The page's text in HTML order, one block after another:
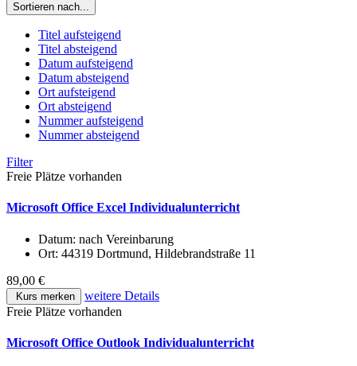
Sortieren nach...
Titel aufsteigend
Titel absteigend
Datum aufsteigend
Datum absteigend
Ort aufsteigend
Ort absteigend
Nummer aufsteigend
Nummer absteigend
Filter
Freie Plätze vorhanden
Microsoft Office Excel Individualunterricht
Datum: nach Vereinbarung
Ort: 44319 Dortmund, Hildebrandstraße 11
89,00 €
Kurs merken
weitere Details
Freie Plätze vorhanden
Microsoft Office Outlook Individualunterricht